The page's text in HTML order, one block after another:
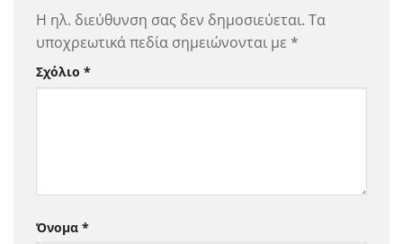
Η ηλ. διεύθυνση σας δεν δημοσιεύεται. Τα
υποχρεωτικά πεδία σημειώνονται με *
Σχόλιο *
Όνομα *